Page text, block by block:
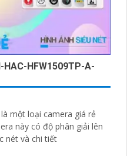
HAC-HFW1509TP-A-
một loại camera giá rẻ
nét và chi tiết